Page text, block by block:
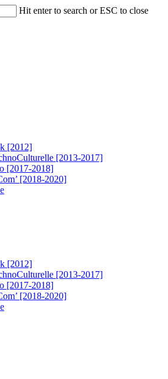
Hit enter to search or ESC to close
[2012]
[2013-2017]
[2017-2018]
[2018-2020]
[2012]
[2013-2017]
[2017-2018]
[2018-2020]